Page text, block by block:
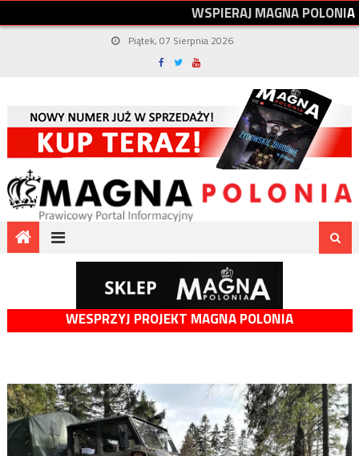
WSPIERAJMAGNAPOLONIA
Piątek, 07 Sierpnia 2026
WESPRZYJ PROJEKT MAGNA POLONIA